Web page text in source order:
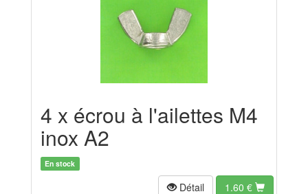
4 x écrou à l'ailettes M4
inox A2
En stock
Détail 1.60 €